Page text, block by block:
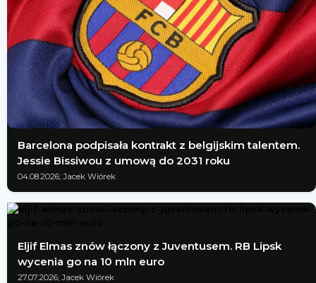
Barcelona podpisała kontrakt z belgijskim talentem.
Jessie Bissiwou z umową do 2031 roku
04.08.2026; Jacek Wiórek
Eljif Elmas znów łączony z Juventusem. RB Lipsk
wycenia go na 10 mln euro
27.07.2026; Jacek Wiórek